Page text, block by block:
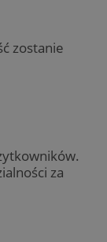
zostanie
za